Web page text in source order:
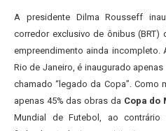
A presidente Dilma Rousseff
corredor exclusivo de ônibus (BRT)
empreendimento ainda
Rio de Janeiro, é inaugurado
chamado “legado da Copa”. Como
apenas 45% das obras da Copa do
Mundial de Futebol, ao